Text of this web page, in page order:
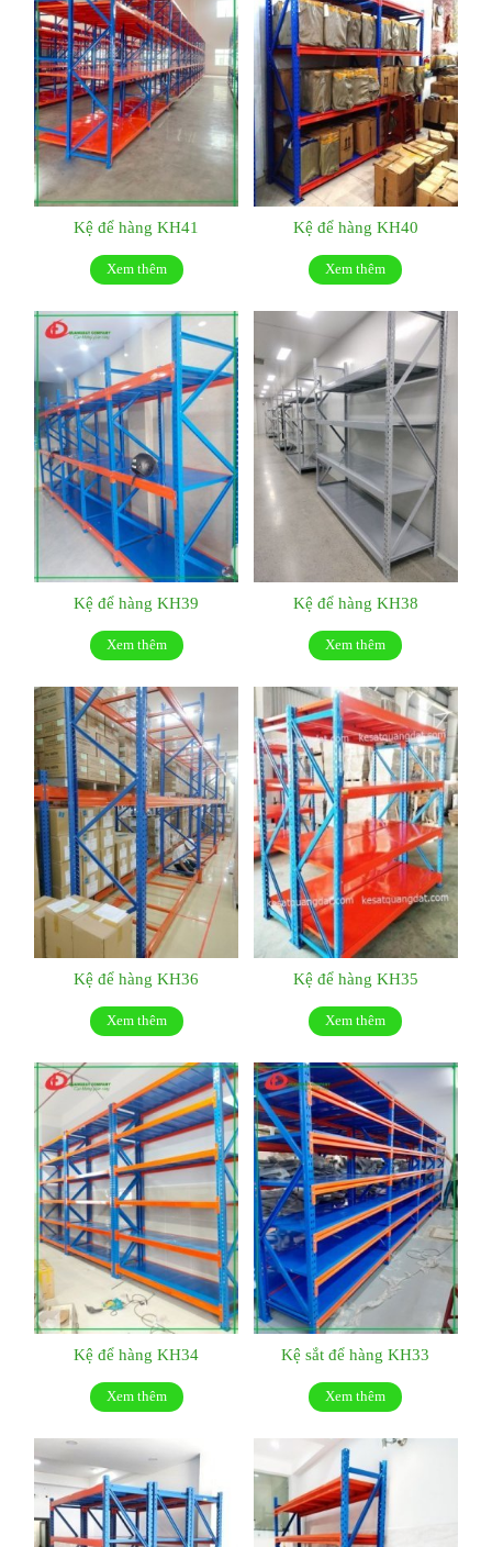
Kệ để hàng KH41
Xem thêm
Kệ để hàng KH40
Xem thêm
Kệ để hàng KH39
Xem thêm
Kệ để hàng KH38
Xem thêm
Kệ để hàng KH36
Xem thêm
Kệ để hàng KH35
Xem thêm
Kệ để hàng KH34
Xem thêm
Kệ sắt để hàng KH33
Xem thêm